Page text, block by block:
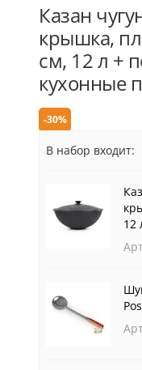
Казан
крышка,
см, 12 л +
кухонные
-30%
В набор входит:
12